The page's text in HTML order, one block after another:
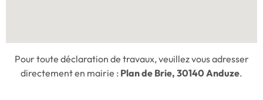
Pour toute déclaration de travaux, veuillez vous adresser
directement en mairie : Plan de Brie, 30140 Anduze.